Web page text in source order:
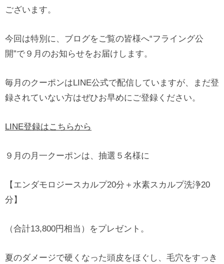
ございます。
今回は特別に、ブログをご覧の皆様へ“フライング公
開”で９月のお知らせをお届けします。
毎月のクーポンはLINE公式で配信していますが、まだ登
録されていない方はぜひお早めにご登録ください。
LINE登録はこちらから
９月の月一クーポンは、抽選５名様に
【エンダモロジースカルプ20分＋水素スカルプ洗浄20
分】
（合計13,800円相当）をプレゼント。
夏のダメージで硬くなった頭皮をほぐし、毛穴をすっき